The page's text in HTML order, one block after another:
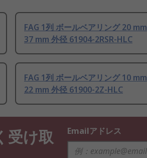
FAG 1列 ボールベアリング 20 mm
37 mm 外径 61904-2RSR-HLC
FAG 1列 ボールベアリング 10 mm
22 mm 外径 61900-2Z-HLC
受け取
Emailアドレス